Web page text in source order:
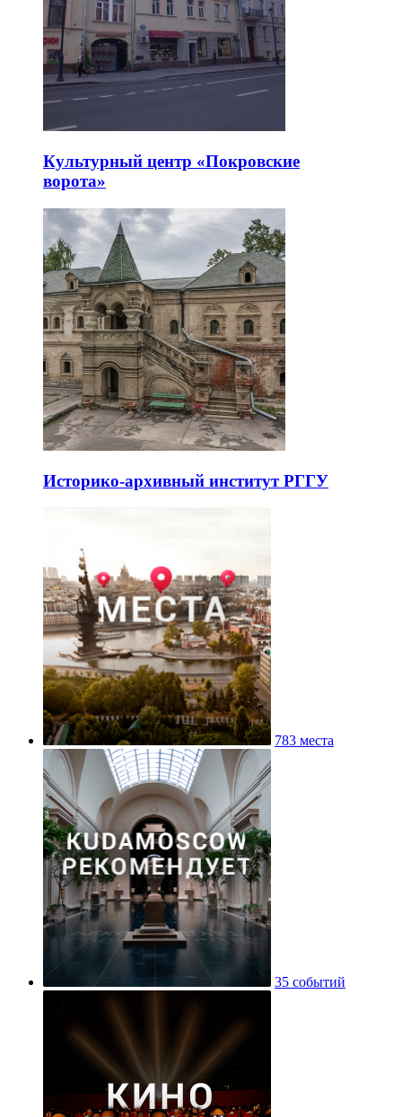
Культурный центр «Покровские
ворота»
Историко-архивный институт РГГУ
783 места
35 событий